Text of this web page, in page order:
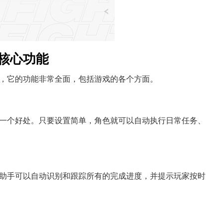
心功能
的功能非常全面，包括游戏的各个方面。
好处。只要设置简单，角色就可以自动执行日常任务、
手可以自动识别和跟踪所有的完成进度，并提示玩家按时